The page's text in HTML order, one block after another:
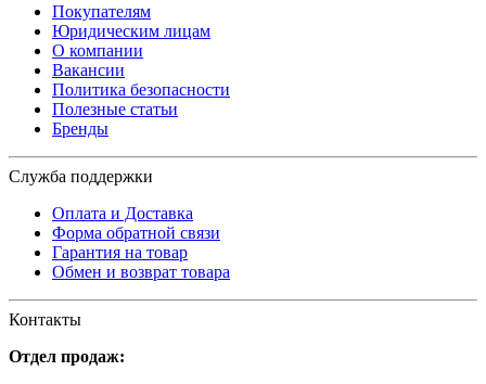
Покупателям
Юридическим лицам
О компании
Вакансии
Политика безопасности
Полезные статьи
Бренды
Служба поддержки
Оплата и Доставка
Форма обратной связи
Гарантия на товар
Обмен и возврат товара
Контакты
Отдел продаж: